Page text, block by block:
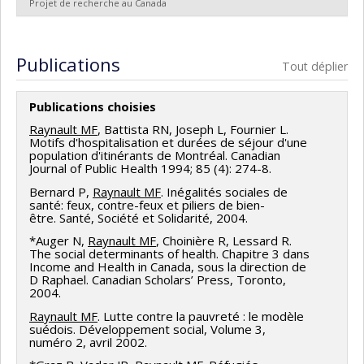
Marielle Ledoux,Jacques Légaré,Alain Marchand,
Feldman,Olivier Receveur Stéphane Renaud,
Michèle Rivard,Maria Victoria Zunzunegui,Paul
Gendreau
Mark Daniel
Patrice Jalette,Stéphane Moulin, Brahim Boudarbat
Victor Haines,Stéphane Guay,Simona Bignami
Solène Lardoux,Manuel Crespo,Jean-Michel
Cousineau, Leroy Stone,Paul Bernard,
,Évelyne Lapierre-Adamcyk,Jean Marc Brodeur
Francois Vaillancourt,Jacqueline Oxman-Martinez,
William Coffey,Dietlind Stolle ,Alain Brunet,Sylvia
Vanasse,Benoît Laplante,Éric Latimer,Annette
Majnemer ,Frédéric Lesemann
Projet de recherche au Canada
Co-chercheurs :
Publications Tout déplier
Publications choisies
Raynault MF, Battista RN, Joseph L, Fournier L.
Motifs d'hospitalisation et durées de séjour d'une
population d'itinérants de Montréal. Canadian
Journal of Public Health 1994; 85 (4): 274-8.
Bernard P, Raynault MF. Inégalités sociales de
santé: feux, contre-feux et piliers de bien-
être. Santé, Société et Solidarité, 2004.
*Auger N, Raynault MF, Choinière R, Lessard R.
The social determinants of health. Chapitre 3 dans
Income and Health in Canada, sous la direction de
D Raphael. Canadian Scholars’ Press, Toronto,
2004.
Raynault MF. Lutte contre la pauvreté : le modèle
suédois. Développement social, Volume 3,
numéro 2, avril 2002.